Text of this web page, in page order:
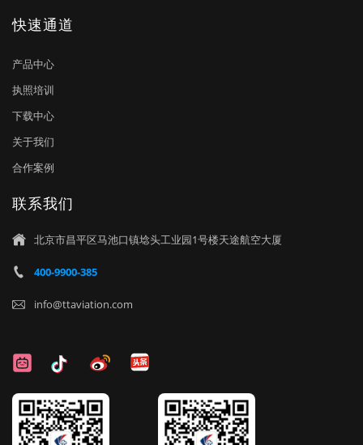
快速通道
产品中心
执照培训
下载中心
关于我们
合作案例
联系我们
 北京市昌平区马池口镇埝头工业园1号楼天途航空大厦
 400-9900-385
 info@ttaviation.com